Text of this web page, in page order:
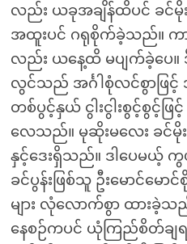
လည်း ယခုအချိန်ထိပင် ခင်မို
အထူးပင် ဂရုစိုက်ခဲ့သည်။ က
လည်း ယနေ့ထိ မပျက်ခဲ့ပေ။
လွင်သည် အင်္ဂါစုံလင်စွာဖြင့်
တစ်ပွင့်နှယ် ငွါးငွါးစွင့်စွင့်
လေသည်။ မုဆိုးမလေး ခင်
နှင့်ဒေးရှိသည်။ ဒါပေမယ့် ကွ
ခင်ပွန်းဖြစ်သူ ဦးမောင်မောင်
များ လုံလောက်စွာ ထားခဲ့သည့်
နေစဉ်ကပင် ယုံကြည်စိတ်ချ